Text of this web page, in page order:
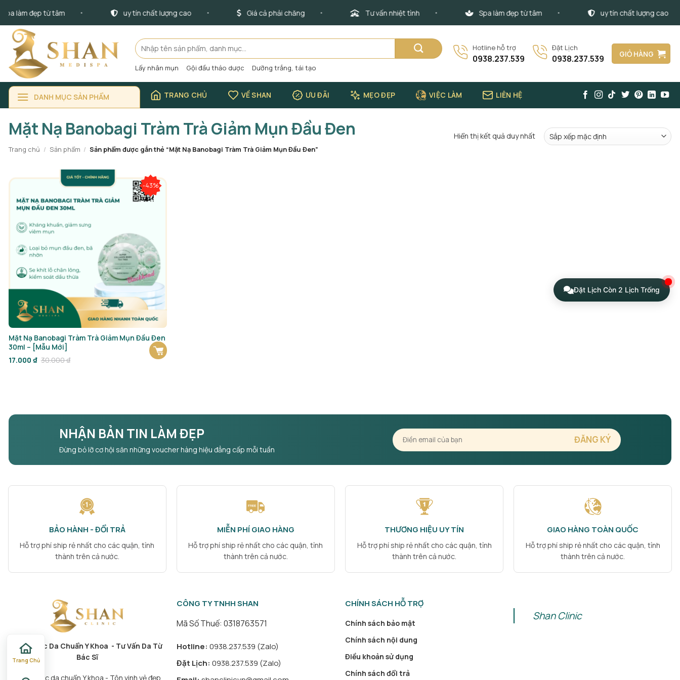
qua
dung
làm đẹp từ tâm uy tín chất lượng cao Giá cả phải chăng Tư vấn nhiệt tình Spa làm đẹp từ tâm uy tín chất lượng cao
Tìm
kiếm:
Lấy nhân mụn Gội đầu thảo dược Dưỡng trắng, tái tạo
Hotline hỗ trợ
0938.237.539
Đặt Lịch
0938.237.539 GIỎ HÀNG
DANH MỤC SẢN PHẨM TRANG CHỦ VỀ SHAN ƯU ĐÃI MẸO ĐẸP VIỆC LÀM LIÊN HỆ
Mặt Nạ Banobagi Tràm Trà Giảm Mụn Đầu Đen
Trang chủ / Sản phẩm / Sản phẩm được gắn thẻ “Mặt Nạ Banobagi Tràm Trà Giảm Mụn Đầu Đen”
Hiển thị kết quả duy nhất
-43%
Mặt Nạ Banobagi Tràm Trà Giảm Mụn Đầu Đen
30ml – [Mẫu Mới]
30.000₫
Giá
17.000 ₫
Giá
NHẬN BẢN TIN LÀM ĐẸP
Đừng bỏ lỡ cơ hội săn những voucher hàng hiệu đẳng cấp mỗi tuần
BẢO HÀNH - ĐỔI TRẢ
Hỗ trợ phí ship rẻ nhất cho các quận, tỉnh
thành trên cả nước.
MIỄN PHÍ GIAO HÀNG
Hỗ trợ phí ship rẻ nhất cho các quận, tỉnh
thành trên cả nước.
THƯƠNG HIỆU UY TÍN
Hỗ trợ phí ship rẻ nhất cho các quận, tỉnh
thành trên cả nước.
GIAO HÀNG TOÀN QUỐC
Hỗ trợ phí ship rẻ nhất cho các quận, tỉnh
thành trên cả nước.
Chăm Sóc Da Chuẩn Y Khoa - Tư Vấn Da Từ
Bác Sĩ
“Chăm sóc da chuẩn Y khoa - Tôn vinh vẻ đẹp
CÔNG TY TNHH SHAN
Mã Số Thuế: 0318763571
Hotline: 0938.237.539 (Zalo)
Đặt Lịch: 0938.237.539 (Zalo)
CHÍNH SÁCH HỖ TRỢ
Chính sách bảo mật
Chính sách nội dung
Điều khoản sử dụng
Chính sách đổi trả
Shan Clinic
Đặt Lịch Còn 2 Lịch Trống
Trang Chủ